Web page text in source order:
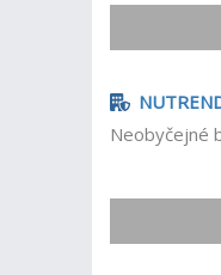
Neobyčejné